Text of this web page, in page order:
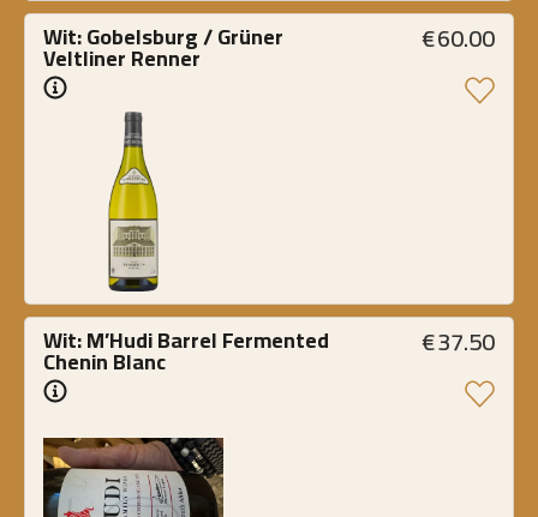
Wit: Gobelsburg / Grüner
Veltliner Renner €60.00
Wit: M’Hudi Barrel Fermented
Chenin Blanc €37.50